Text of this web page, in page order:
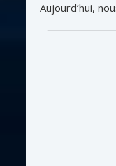
Aujourd’hui,